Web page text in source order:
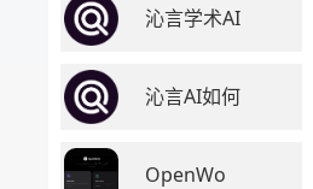
沁言学术AI
沁言AI如何
OpenWo